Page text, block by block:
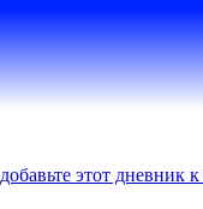
добавьте этот дневник